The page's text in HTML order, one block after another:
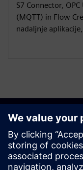
S7 Connector,
(MQTT) in Flow
nadaljnje